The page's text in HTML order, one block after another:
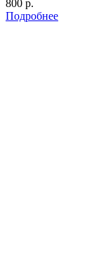
800 р.
Подробнее